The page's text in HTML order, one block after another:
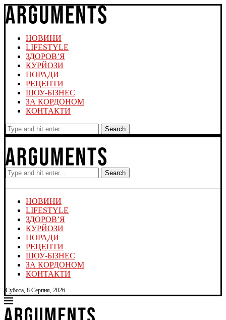
НОВИНИ
LIFESTYLE
ЗДОРОВ’Я
КУРЙОЗИ
ПОРАДИ
РЕЦЕПТИ
ШОУ-БІЗНЕС
ЗА КОРДОНОМ
КОНТАКТИ
Search
Search
НОВИНИ
LIFESTYLE
ЗДОРОВ’Я
КУРЙОЗИ
ПОРАДИ
РЕЦЕПТИ
ШОУ-БІЗНЕС
ЗА КОРДОНОМ
КОНТАКТИ
Субота, 8 Серпня, 2026